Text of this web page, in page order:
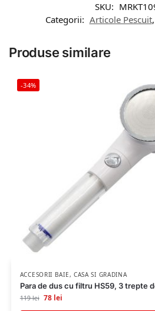
SKU:
Categorii: Articole Pescuit,
Produse similare
-34%
ACCESORII BAIE, CASA SI GRADINA
Para de dus cu filtru HS59, 3 trepte
119lei 78 lei